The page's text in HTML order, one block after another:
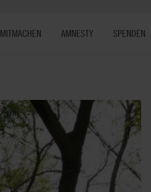
MITMACHEN AMNESTY SPENDEN